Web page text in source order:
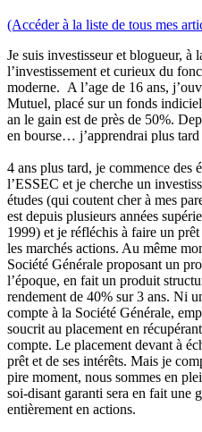
(Accéder à la liste de tous mes
Je suis investisseur et blogueur, à
l’investissement et curieux du
moderne. A l’age de 16 ans,
Mutuel, placé sur un fonds
an le gain est de près de 50%.
en bourse… j’apprendrai plus tard
4 ans plus tard, je commence des
l’ESSEC et je cherche un
études (qui coutent cher à mes
est depuis plusieurs années
1999) et je réfléchis à faire un
les marchés actions. Au même
Société Générale proposant un
l’époque, en fait un produit
rendement de 40% sur 3 ans. Ni
compte à la Société Générale,
soucrit au placement en
compte. Le placement devant à
prêt et de ses intérêts. Mais je
pire moment, nous sommes en
soi-disant garanti sera en fait une
entièrement en actions.